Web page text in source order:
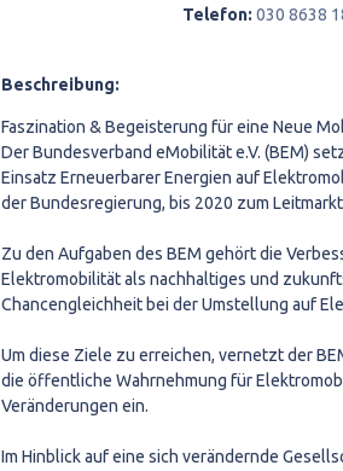
Telefon: 030 8638
Beschreibung:
Faszination & Begeisterung für eine Neue
Der Bundesverband eMobilität e.V. (BEM)
Einsatz Erneuerbarer Energien auf
der Bundesregierung, bis 2020 zum
Zu den Aufgaben des BEM gehört die
Elektromobilität als nachhaltiges und
Chancengleichheit bei der Umstellung auf
Um diese Ziele zu erreichen, vernetzt der
die öffentliche Wahrnehmung für
Veränderungen ein.
Im Hinblick auf eine sich verändernde